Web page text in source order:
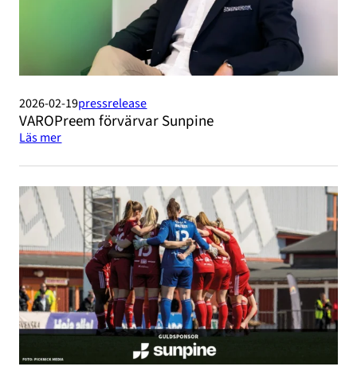
2026-02-19pressrelease
VAROPreem förvärvar Sunpine
Läs mer